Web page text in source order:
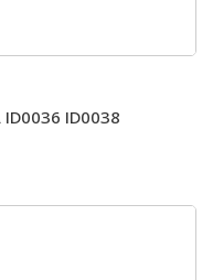
ID0036 ID0038